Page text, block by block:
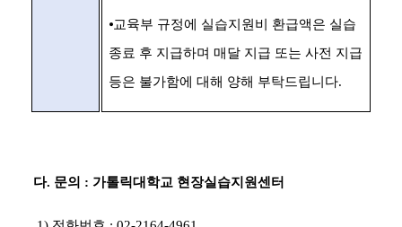
⦁교육부 규정에 실습지원비 환급액은 실습
종료 후 지급하며 매달 지급 또는 사전 지급
등은 불가함에 대해 양해 부탁드립니다.
다. 문의 : 가톨릭대학교 현장실습지원센터